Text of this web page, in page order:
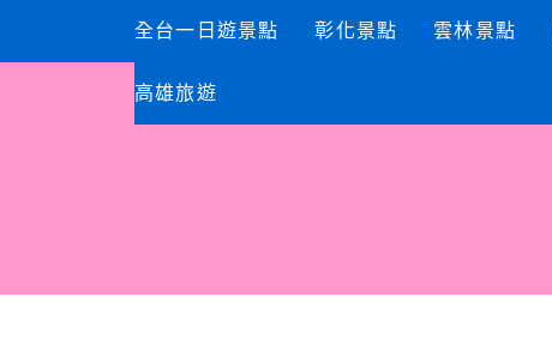
content
全台一日遊景點 彰化景點 雲林景點
高雄旅遊